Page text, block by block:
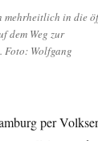
mehrheitlich in die
dem Weg zur
Foto: Wolfgang
per